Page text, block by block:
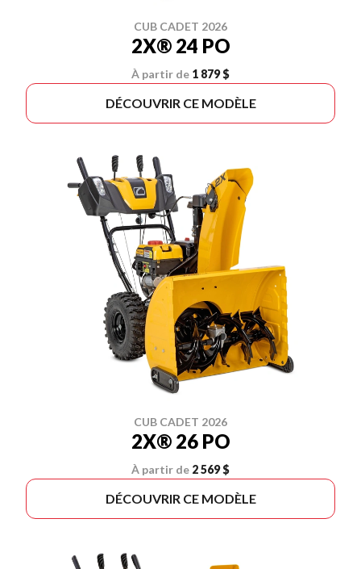
CUB CADET 2026
2X® 24 PO
À partir de 1 879 $
DÉCOUVRIR CE MODÈLE
CUB CADET 2026
2X® 26 PO
À partir de 2 569 $
DÉCOUVRIR CE MODÈLE